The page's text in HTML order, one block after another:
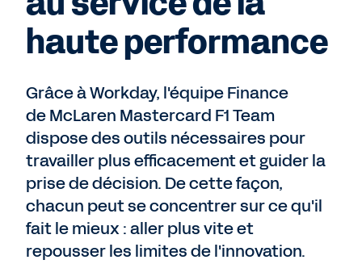
haute performance
Grâce à Workday, l'équipe Finance
de McLaren Mastercard F1 Team
dispose des outils nécessaires pour
travailler plus efficacement et guider la
prise de décision. De cette façon,
chacun peut se concentrer sur ce qu'il
fait le mieux : aller plus vite et
repousser les limites de l'innovation.